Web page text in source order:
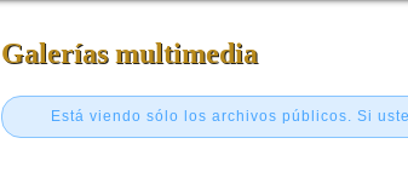
Galerías multimedia
Está viendo sólo los archivos públicos. Si